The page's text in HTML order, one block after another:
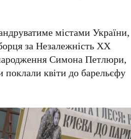
містами України,
за Незалежність ХХ
Симона Петлюри,
поклали квіти до барельєфу